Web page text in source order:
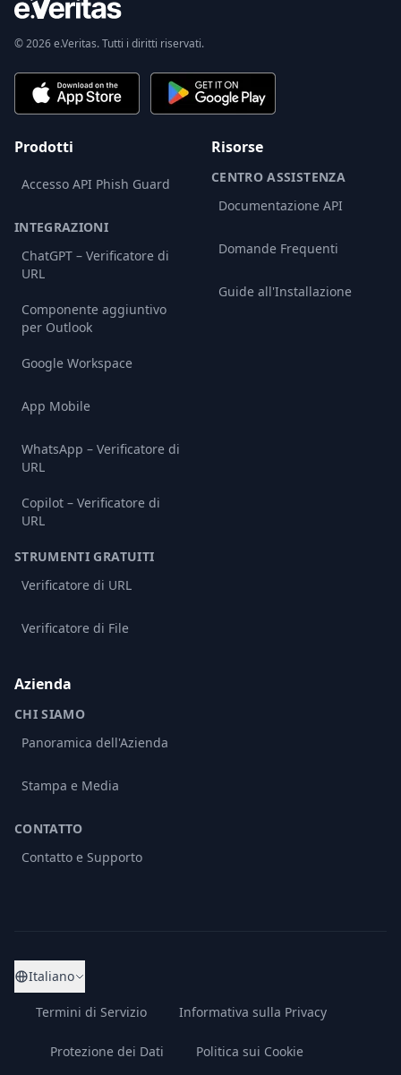
© 2026 e.Veritas. Tutti i diritti riservati.
Prodotti
Accesso API Phish Guard
INTEGRAZIONI
ChatGPT – Verificatore di
URL
Componente aggiuntivo
per Outlook
Google Workspace
App Mobile
WhatsApp – Verificatore di
URL
Copilot – Verificatore di
URL
STRUMENTI GRATUITI
Verificatore di URL
Verificatore di File
Risorse
CENTRO ASSISTENZA
Documentazione API
Domande Frequenti
Guide all'Installazione
Azienda
CHI SIAMO
Panoramica dell'Azienda
Stampa e Media
CONTATTO
Contatto e Supporto
Italiano
Termini di Servizio Informativa sulla Privacy
Protezione dei Dati Politica sui Cookie